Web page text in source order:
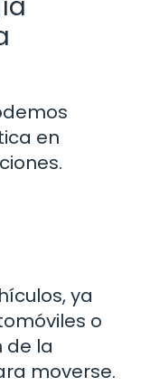
en
ya
o
de la
moverse.